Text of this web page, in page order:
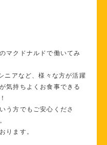
マクドナルドで働いてみ
ニアなど、様々な方が活躍
気持ちよくお食事できる
う方でもご安心くださ
ります。